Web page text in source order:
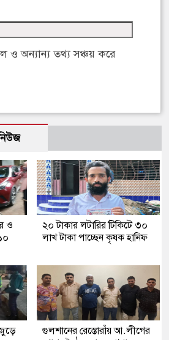
ও অন্যান্য তথ্য সঞ্চয় করে
ও
২০ টাকার লটারির টিকিটে ৩০
লাখ টাকা পাচ্ছেন কৃষক হানিফ
গুলশানের রেস্তোরাঁয় আ.লীগের